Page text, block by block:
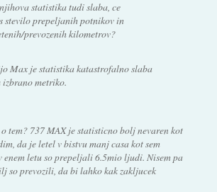
statistika tudi slaba, ce
stevilo prepeljanih potnikov in
prevozenih kilometrov?
Max je statistika katastrofalno slaba
izbrano metriko.
tem? 737 MAX je statisticno bolj nevaren kot
da je letel v bistvu manj casa kot sem
enem letu so prepeljali 6.5mio ljudi. Nisem pa
so prevozili, da bi lahko kak zakljucek